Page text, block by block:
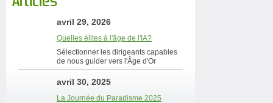
avril 29, 2026
Quelles élites à l'âge de l'IA?
Sélectionner les dirigeants capables
de nous guider vers l'Âge d'Or
avril 30, 2025
La Journée du Paradisme 2025